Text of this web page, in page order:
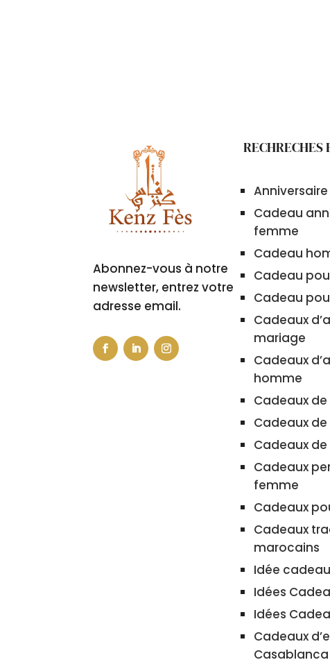
Abonnez-vous à notre
newsletter, entrez votre
adresse email.
RECHRECHES
Cadeau
femme
Cadeau
Cadeau
Cadeau
Cadeaux
mariage
Cadeaux
homme
Cadeaux
Cadeaux de
Cadeaux
Cadeaux
femme
Cadeaux
Cadeaux
marocains
Idée
Idées
Idées
Cadeaux
Casablanca